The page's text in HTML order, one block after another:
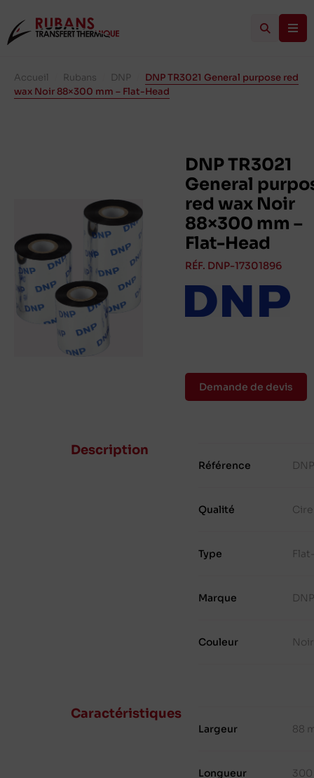
Accueil Rubans DNP
DNP TR3021 General purpose red
wax Noir 88×300 mm – Flat-Head
DNP TR3021
General
red wax Noir
88×300 mm –
Flat-Head
RÉF. DNP-17301896
Demande de devis
Description
Référence
Qualité Cire
Type
Marque DNP
Couleur Noir
Caractéristiques
Largeur 88
Longueur 300